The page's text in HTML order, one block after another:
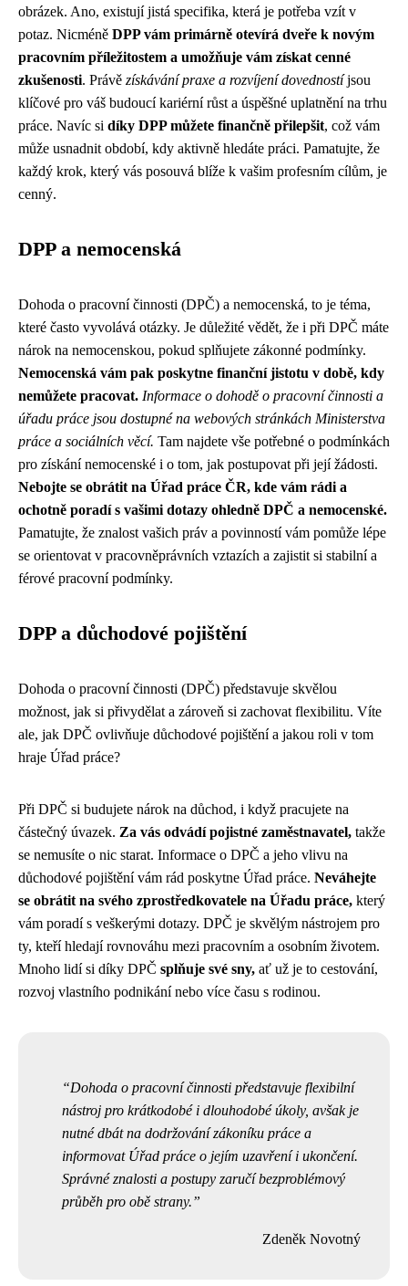
obrázek. Ano, existují jistá specifika, která je potřeba vzít v
potaz. Nicméně DPP vám primárně otevírá dveře k novým
pracovním příležitostem a umožňuje vám získat cenné
zkušenosti. Právě získávání praxe a rozvíjení dovednostíjsou
klíčové pro váš budoucí kariérní růst a úspěšné uplatnění na trhu
práce. Navíc si díky DPP můžete finančně přilepšit, což vám
může usnadnit období, kdy aktivně hledáte práci. Pamatujte, že
každý krok, který vás posouvá blíže k vašim profesním cílům, je
cenný.
DPP a nemocenská
Dohoda o pracovní činnosti (DPČ) a nemocenská, to je téma,
které často vyvolává otázky. Je důležité vědět, že i při DPČ máte
nárok na nemocenskou, pokud splňujete zákonné podmínky.
Nemocenská vám pak poskytne finanční jistotu v době, kdy
nemůžete pracovat. Informace o dohodě o pracovní činnosti a
úřadu práce jsou dostupné na webových stránkách Ministerstva
práce a sociálních věcí. Tam najdete vše potřebné o podmínkách
pro získání nemocenské i o tom, jak postupovat při její žádosti.
Nebojte se obrátit na Úřad práce ČR, kde vám rádi a
ochotně poradí s vašimi dotazy ohledně DPČ a nemocenské.
Pamatujte, že znalost vašich práv a povinností vám pomůže lépe
se orientovat v pracovněprávních vztazích a zajistit si stabilní a
férové pracovní podmínky.
DPP a důchodové pojištění
Dohoda o pracovní činnosti (DPČ) představuje skvělou
možnost, jak si přivydělat a zároveň si zachovat flexibilitu. Víte
ale, jak DPČ ovlivňuje důchodové pojištění a jakou roli v tom
hraje Úřad práce?
Při DPČ si budujete nárok na důchod, i když pracujete na
částečný úvazek. Za vás odvádí pojistné zaměstnavatel, takže
se nemusíte o nic starat. Informace o DPČ a jeho vlivu na
důchodové pojištění vám rád poskytne Úřad práce. Neváhejte
se obrátit na svého zprostředkovatele na Úřadu práce, který
vám poradí s veškerými dotazy. DPČ je skvělým nástrojem pro
ty, kteří hledají rovnováhu mezi pracovním a osobním životem.
Mnoho lidí si díky DPČ splňuje své sny, ať už je to cestování,
rozvoj vlastního podnikání nebo více času s rodinou.
Dohoda o pracovní činnosti představuje flexibilní
nástroj pro krátkodobé i dlouhodobé úkoly, avšak je
nutné dbát na dodržování zákoníku práce a
informovat Úřad práce o jejím uzavření i ukončení.
Správné znalosti a postupy zaručí bezproblémový
průběh pro obě strany.
Zdeněk Novotný